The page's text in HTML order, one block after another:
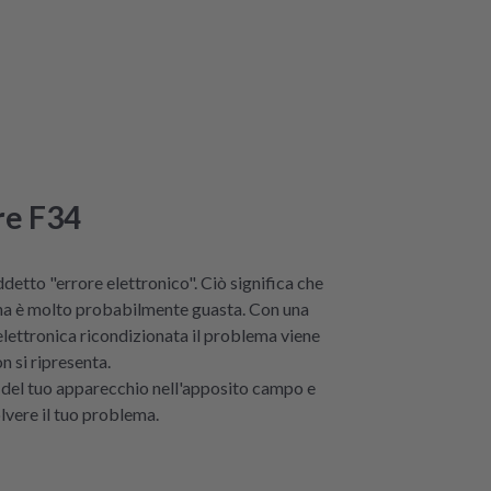
F34
"errore elettronico". Ciò significa che
è molto probabilmente guasta. Con una
ricondizionata il problema viene
si ripresenta.
tuo apparecchio nell'apposito campo e
il tuo problema.